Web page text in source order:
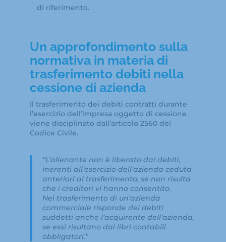
di riferimento.
Un approfondimento sulla
normativa in materia di
trasferimento debiti nella
cessione di azienda
Il trasferimento dei debiti contratti durante
l’esercizio dell’impresa oggetto di cessione
viene disciplinato dall’articolo 2560 del
Codice Civile.
“L’alienante non è liberato dai debiti,
inerenti all’esercizio dell’azienda ceduta
anteriori al trasferimento, se non risulta
che i creditori vi hanno consentito.
Nel trasferimento di un’azienda
commerciale risponde dei debiti
suddetti anche l’acquirente dell’azienda,
se essi risultano dai libri contabili
obbligatori.”